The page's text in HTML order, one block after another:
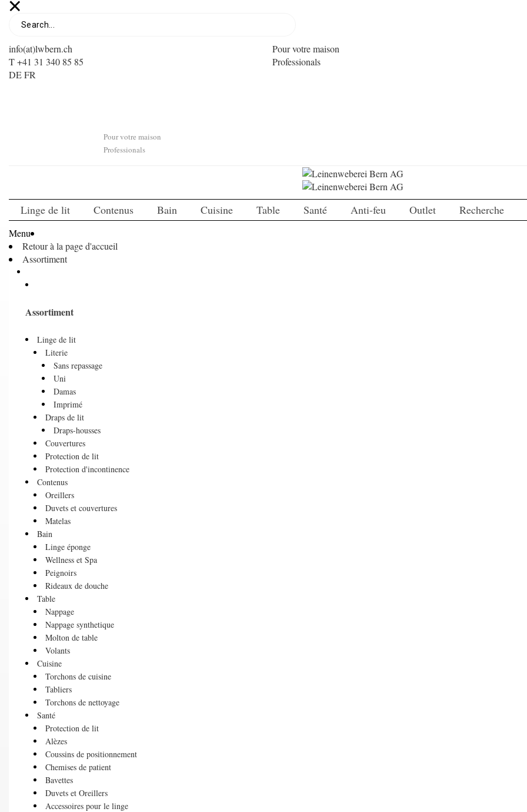
info(at)lwbern.ch
T +41 31 340 85 85
DEFR
Pour votre maison
Professionals
Pour votre maison
Professionals
Linge de lit Contenus Bain Cuisine Table Santé Anti-feu Outlet Recherche
Menu
Retour à la page d'accueil
Assortiment
Assortiment
Linge de lit
Literie
Sans repassage
Uni
Damas
Imprimé
Draps de lit
Draps-housses
Couvertures
Protection de lit
Protection d'incontinence
Contenus
Oreillers
Duvets et couvertures
Matelas
Bain
Linge éponge
Wellness et Spa
Peignoirs
Rideaux de douche
Table
Nappage
Nappage synthetique
Molton de table
Volants
Cuisine
Torchons de cuisine
Tabliers
Torchons de nettoyage
Santé
Protection de lit
Alèzes
Coussins de positionnement
Chemises de patient
Bavettes
Duvets et Oreillers
Accessoires pour le linge